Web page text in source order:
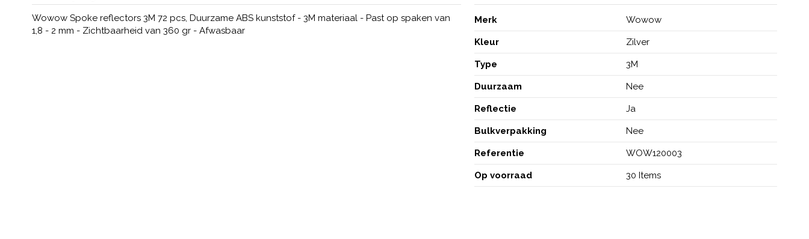
Wowow Spoke reflectors 3M 72 pcs, Duurzame ABS kunststof - 3M materiaal - Past op spaken van
1,8 - 2 mm - Zichtbaarheid van 360 gr - Afwasbaar
Merk Wowow
Kleur Zilver
Type 3M
Duurzaam Nee
Reflectie Ja
Bulkverpakking Nee
Referentie WOW120003
Op voorraad 30 Items